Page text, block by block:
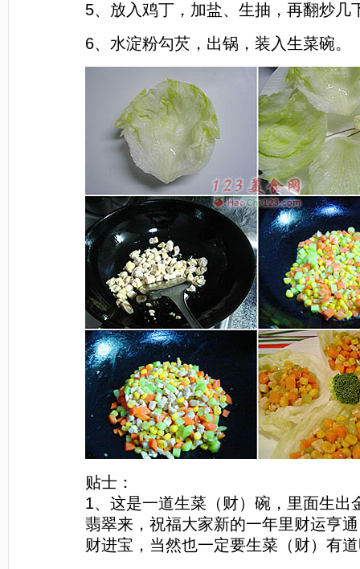
5、放入鸡丁，加盐、生抽，再翻炒几
6、水淀粉勾芡，出锅，装入生菜碗。
贴士：
1、这是一道生菜（财）碗，里面生出
翡翠来，祝福大家新的一年里财运亨
财进宝，当然也一定要生菜（财）有